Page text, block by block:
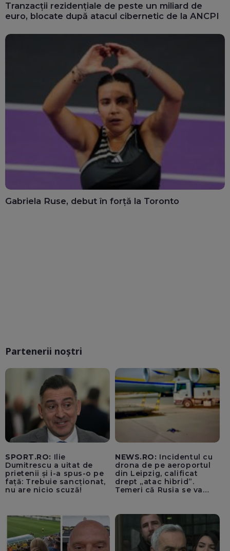
Tranzacții rezidențiale de peste un miliard de
euro, blocate după atacul cibernetic de la ANCPI
Gabriela Ruse, debut în forță la Toronto
Partenerii noștri
SPORT.RO: Ilie
Dumitrescu a uitat de
prietenii și i-a spus-o pe
față: Trebuie sancționat,
nu are nicio scuză!
NEWS.RO: Incidentul cu
drona de pe aeroportul
din Leipzig, calificat
drept „atac hibrid”.
Temeri că Rusia se va
neagă informațiile că
avioanele ucrainene din
apropierea dronei ar fi
fost încărcate cu muniție